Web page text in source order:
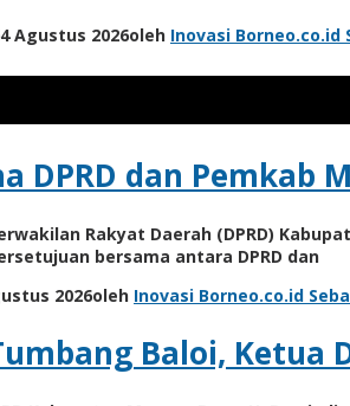
4 Agustus 2026oleh Inovasi Borneo.co.id
DPRD dan Pemkab
Rakyat Daerah (DPRD)
bersama antara DPRD dan
2026oleh Inovasi Borneo.co.id
Baloi, Ketua